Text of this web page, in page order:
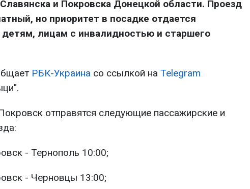
и Покровска Донецкой области. Проезд
но приоритет в посадке отдается
лицам с инвалидностью и старшего
РБК-Украина со ссылкой на Telegram
отправятся следующие пассажирские и
- Тернополь 10:00;
- Черновцы 13:00;